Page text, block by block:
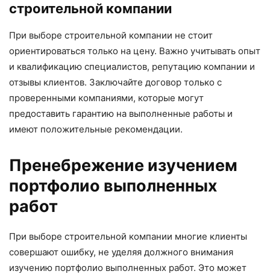
строительной компании
При выборе строительной компании не стоит
ориентироваться только на цену. Важно учитывать опыт
и квалификацию специалистов, репутацию компании и
отзывы клиентов. Заключайте договор только с
проверенными компаниями, которые могут
предоставить гарантию на выполненные работы и
имеют положительные рекомендации.
Пренебрежение изучением
портфолио выполненных
работ
При выборе строительной компании многие клиенты
совершают ошибку, не уделяя должного внимания
изучению портфолио выполненных работ. Это может